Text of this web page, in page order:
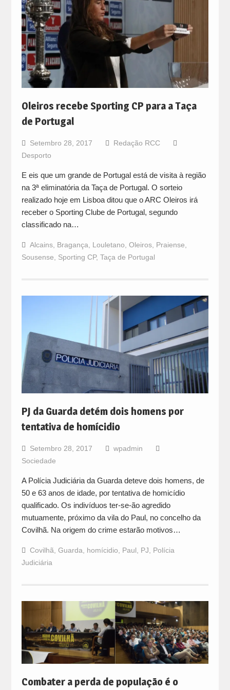
Oleiros recebe Sporting CP para a Taça
de Portugal
Setembro 28, 2017
Redação RCC
Desporto
E eis que um grande de Portugal está de visita à região
na 3ª eliminatória da Taça de Portugal. O sorteio
realizado hoje em Lisboa ditou que o ARC Oleiros irá
receber o Sporting Clube de Portugal, segundo
classificado na…
Alcains, Bragança Louletano Oleiros, Praiense
Sousense
Sporting CP, Taça de Portugal
PJ da Guarda detém dois homens por
tentativa de homícidio
Setembro 28, 2017
wpadmin
Sociedade
A Polícia Judiciária da Guarda deteve dois homens, de
50 e 63 anos de idade, por tentativa de homicídio
qualificado. Os indivíduos ter-se-ão agredido
mutuamente, próximo da vila do Paul, no concelho da
Covilhã. Na origem do crime estarão motivos…
Covilhã, Guarda, homícidio, Paul, PJ, Polícia
Judiciária
Combater a perda de população é o